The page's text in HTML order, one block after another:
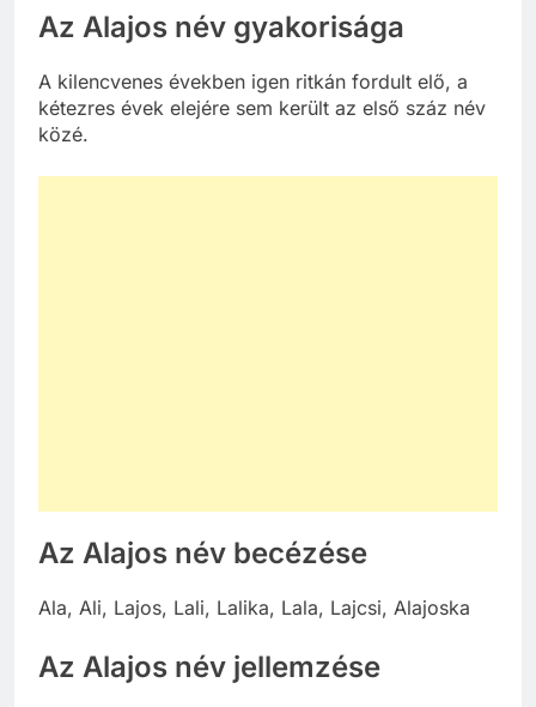
Az Alajos név gyakorisága
A kilencvenes években igen ritkán fordult elő, a
kétezres évek elejére sem került az első száz név
közé.
Az Alajos név becézése
Ala, Ali, Lajos, Lali, Lalika, Lala, Lajcsi, Alajoska
Az Alajos név jellemzése